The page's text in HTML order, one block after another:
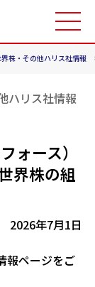
株・その他ハリス社情報
ハリス社情報
ォース）
界株の組
2026年7月1日
報ページをご